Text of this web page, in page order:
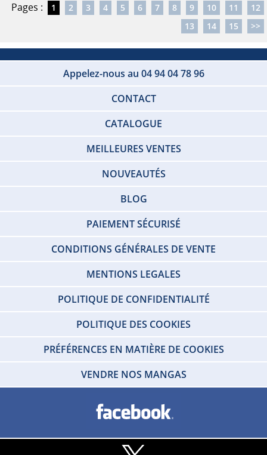
Pages : 1 2 3 4 5 6 7 8 9 10 11
12
13
14 15 >>
Appelez-nous au 04 94 04 78 96
CONTACT
CATALOGUE
MEILLEURES VENTES
NOUVEAUTÉS
BLOG
PAIEMENT SÉCURISÉ
CONDITIONS GÉNÉRALES DE VENTE
MENTIONS LEGALES
POLITIQUE DE CONFIDENTIALITÉ
POLITIQUE DES COOKIES
PRÉFÉRENCES EN MATIÈRE DE COOKIES
VENDRE NOS MANGAS